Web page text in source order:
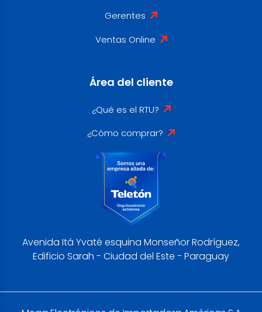
Gerentes
Ventas Online
Área del cliente
¿Qué es el RTU?
¿Cómo comprar?
Avenida Itá Yvaté esquina Monseñor Rodríguez,
Edificio Sarah - Ciudad del Este - Paraguay